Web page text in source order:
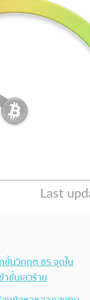
นวิกฤต 85 จุดใน
ขั้นเลวร้าย